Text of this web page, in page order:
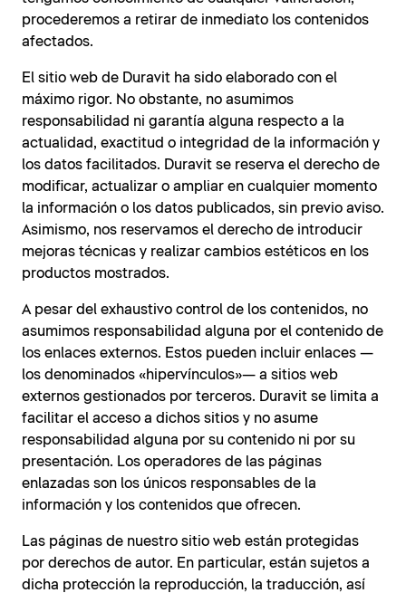
procederemos a retirar de inmediato los contenidos
afectados.
El sitio web de Duravit ha sido elaborado con el
máximo rigor. No obstante, no asumimos
responsabilidad ni garantía alguna respecto a la
actualidad, exactitud o integridad de la información y
los datos facilitados. Duravit se reserva el derecho de
modificar, actualizar o ampliar en cualquier momento
la información o los datos publicados, sin previo aviso.
Asimismo, nos reservamos el derecho de introducir
mejoras técnicas y realizar cambios estéticos en los
productos mostrados.
A pesar del exhaustivo control de los contenidos, no
asumimos responsabilidad alguna por el contenido de
los enlaces externos. Estos pueden incluir enlaces —
los denominados «hipervínculos»— a sitios web
externos gestionados por terceros. Duravit se limita a
facilitar el acceso a dichos sitios y no asume
responsabilidad alguna por su contenido ni por su
presentación. Los operadores de las páginas
enlazadas son los únicos responsables de la
información y los contenidos que ofrecen.
Las páginas de nuestro sitio web están protegidas
por derechos de autor. En particular, están sujetos a
dicha protección la reproducción, la traducción, así